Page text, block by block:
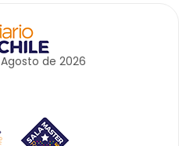
Agosto de 2026